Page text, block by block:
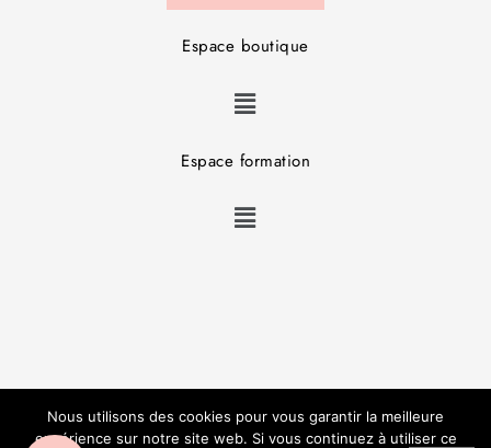
Espace boutique
Espace formation
Copyright © JL Studio Beauté – Réalisation : V3RT
–
Mentions Légales –CGV
Nous utilisons des cookies pour vous garantir la meilleure
expérience sur notre site web. Si vous continuez à utiliser ce